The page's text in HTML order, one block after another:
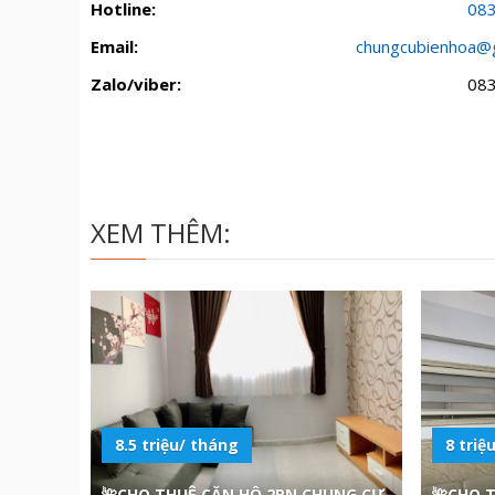
Hotline:
Email:
Zalo/viber:
XEM THÊM:
8.5 triệu/ tháng 8